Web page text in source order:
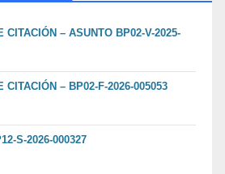
CITACIÓN – ASUNTO BP02-V-2025-
CITACIÓN – BP02-F-2026-005053
S-2026-000327